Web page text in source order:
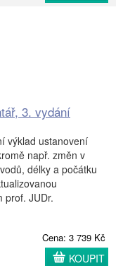
3. vydání
výklad ustanovení
např. změn v
délky a počátku
prof. JUDr.
Cena: 3 739 Kč
KOUPIT